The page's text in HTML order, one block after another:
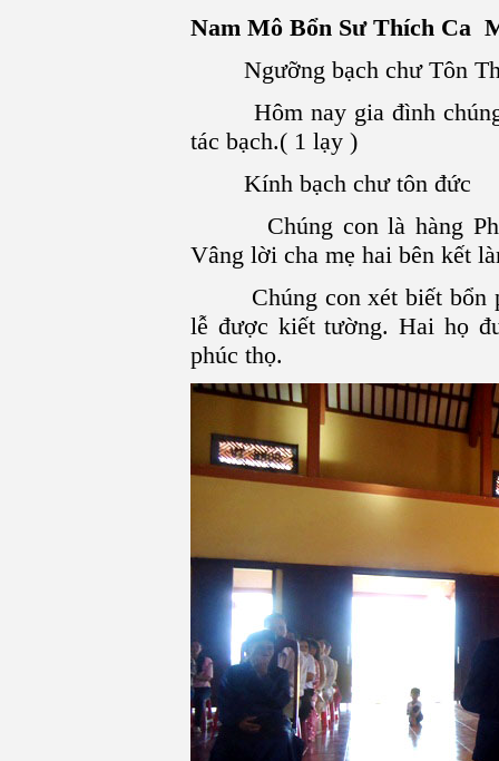
Nam Mô Bổn Sư Thích Ca
Ngưỡng bạch chư Tôn
Hôm nay gia đình chúng
tác bạch.( 1 lạy )
Kính bạch chư tôn đức
Chúng con là hàng Phật
Vâng lời cha mẹ hai bên kết
Chúng con xét biết bổn
lễ được kiết tường. Hai họ
phúc thọ.